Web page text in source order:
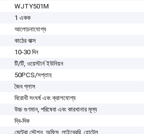
WJTY501M
1 একক
আলোচনাযোগ্য
কাঠের বাক্স
10-30 দিন
টি/টি, ওয়েস্টার্ন ইউনিয়ন
50PCS/সপ্তাহ
জৈব গ্লাস
বিরোধী সংঘর্ষ এবং ক্রাশযোগ্য
উচ্চ গুণমান, পরিষেবা এবং কারখানার মূল্য
দ্বি-দিক
মেট্রো স্টেশন, অফিস, লাইব্রেরি, হোটেল